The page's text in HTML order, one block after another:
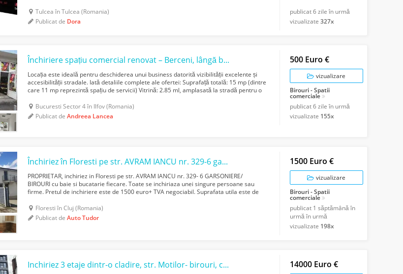
Tulcea în Tulcea (Romania)
Publicat de Dora
publicat6 zile în urmă
vizualizate 327x
Închiriere spațiu comercial renovat – Berceni, lângă benzinăria Mol
Locația este ideală pentru deschiderea unui business datorită vizibilității excelente și
accesibilității stradale. Iată detaliile complete ale ofertei: Suprafață totală: 15 mp (dintre
care 11 mp reprezintă spațiu de servicii) Vitrină: 2.85 ml, amplasată la stradă pentru o
Bucuresti Sector 4 în Ilfov (Romania)
Publicat deAndreea Lancea
500 Euro €
vizualizare
Birouri - Spatii
comerciale
publicat6 zile în urmă
vizualizate 155x
Închiriez în Floresti pe str. AVRAM IANCU nr. 329-6 garsoniere/birouri
PROPRIETAR, inchiriez in Floresti pe str. AVRAM IANCU nr. 329- 6 GARSONIERE/
BIROURI cu baie si bucatarie fiecare. Toate se inchiriaza unei singure persoane sau
firme. Pretul de inchiriere este de 1500 euro+ TVA negociabil. Suprafata utila este de
Floresti în Cluj (Romania)
Publicat deAuto Tudor
1500 Euro €
vizualizare
Birouri - Spatii
comerciale
publicat 1 săptămână în
urmă în urmă
vizualizate 198x
Inchiriez 3 etaje dintr-o cladire, str. Motilor- birouri, clinica 14000 Euro €